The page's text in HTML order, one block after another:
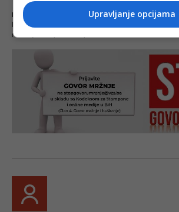
NAPOMENA
- Portal Depo.ba zadržava pravo da obriše
komentar bez najave i objašnjenja. Mišljenja iznešena u
redakcije web portala Depo.ba!
Upravljanje opcijama